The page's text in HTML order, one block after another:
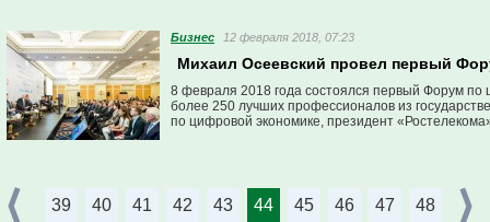
Бизнес 12 февраля 2018, 07:23
Михаил Осеевский провел первый
8 февраля 2018 года состоялся первый Форум
более 250 лучших профессионалов из
по цифровой экономике, президент
39 40 41 42 43 44 45 46 47 48